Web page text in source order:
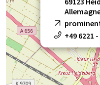
pompes de laboratoire
Pompes de transfert
pompes de transfert
+49 6221